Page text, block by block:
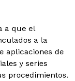
a que el
a la
aplicaciones de
y series
procedimientos.